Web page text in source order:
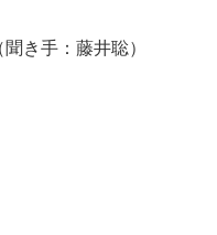
き手：藤井聡）